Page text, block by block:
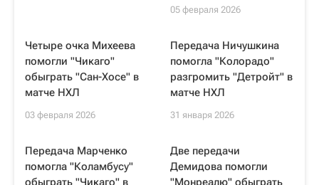
05 февраля 2026
Четыре очка Михеева
помогли "Чикаго"
обыграть "Сан-Хосе" в
матче НХЛ
03 февраля 2026
Передача Ничушкина
помогла "Колорадо"
разгромить "Детройт" в
матче НХЛ
31 января 2026
Передача Марченко
помогла "Коламбусу"
обыграть "Чикаго" в
Две передачи
Демидова помогли
"Монреалю" обыграть